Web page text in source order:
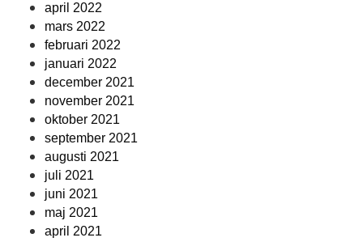
april 2022
mars 2022
februari 2022
januari 2022
december 2021
november 2021
oktober 2021
september 2021
augusti 2021
juli 2021
juni 2021
maj 2021
april 2021